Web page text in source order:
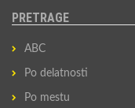
PRETRAGE
ABC
Po delatnosti
Po mestu